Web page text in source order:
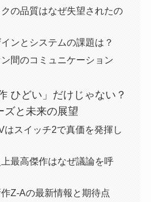
の品質はなぜ失望されたの
ンとシステムの課題は？
間のコミュニケーション
ひどい」だけじゃない？
ズと未来の展望
はスイッチ2で真価を発揮し
最高傑作はなぜ議論を呼
Z-Aの最新情報と期待点